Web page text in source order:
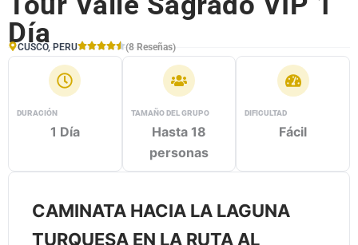
Día
CUSCO, PERU (8 Reseñas)
DURACIÓN
1 Día
TAMAÑO DEL GRUPO
Hasta 18
personas
DIFICULTAD
Fácil
CAMINATA HACIA LA LAGUNA
TURQUESA EN LA RUTA AL